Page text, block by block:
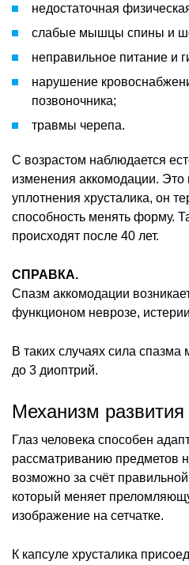
недостаточная
слабые мышцы спины и
неправильное питание и
нарушение
позвоночника;
травмы черепа.
С возрастом наблюдается
изменения аккомодации. Это
уплотнения хрусталика, он
способность менять форму.
происходят после 40 лет.
СПРАВКА.
Спазм аккомодации
функционом неврозе,
В таких случаях сила спазма
до 3 диоптрий.
Механизм развития
Глаз человека способен
рассматриванию предметов
возможно за счёт
который меняет
изображение на сетчатке.
К капсуле хрусталика